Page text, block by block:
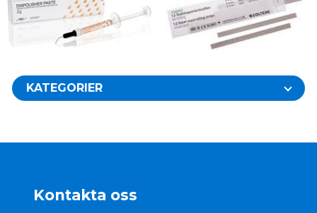
KATEGORIER
Kontakta oss